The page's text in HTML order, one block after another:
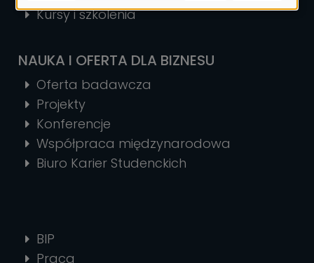
Kursy i szkolenia
NAUKA I OFERTA DLA BIZNESU
Oferta badawcza
Projekty
Konferencje
Współpraca międzynarodowa
Biuro Karier Studenckich
BIP
Praca